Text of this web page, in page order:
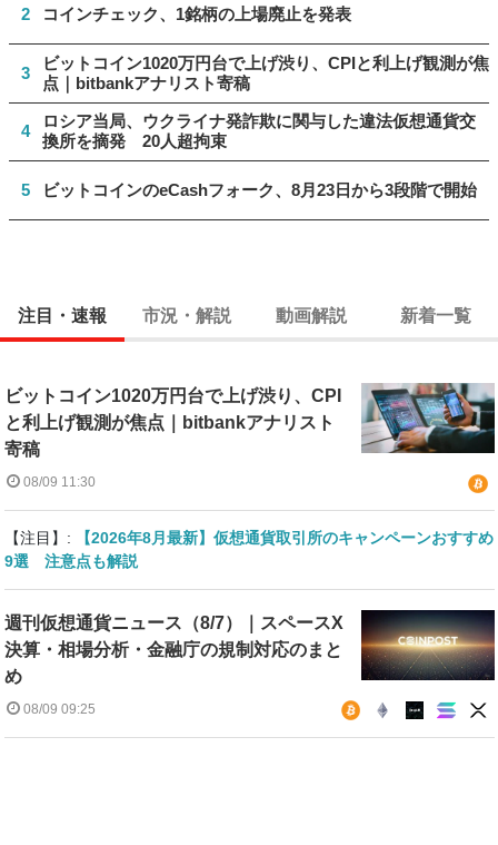
2 コインチェック、1銘柄の上場廃止を発表
3
ビットコイン1020万円台で上げ渋り、CPIと利上げ観測が焦
点｜bitbankアナリスト寄稿
4
ロシア当局、ウクライナ発詐欺に関与した違法仮想通貨交
換所を摘発 20人超拘束
5 ビットコインのeCashフォーク、8月23日から3段階で開始
注目・速報 市況・解説 動画解説 新着一覧
ビットコイン1020万円台で上げ渋り、CPI
と利上げ観測が焦点｜bitbankアナリスト
寄稿
08/09 11:30
【注目】:
【2026年8月最新】仮想通貨取引所のキャンペーンおすすめ
9選 注意点も解説
週刊仮想通貨ニュース（8/7）｜スペースX
決算・相場分析・金融庁の規制対応のまと
め
08/09 09:25